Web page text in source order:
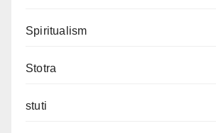
Spiritualism
Stotra
stuti